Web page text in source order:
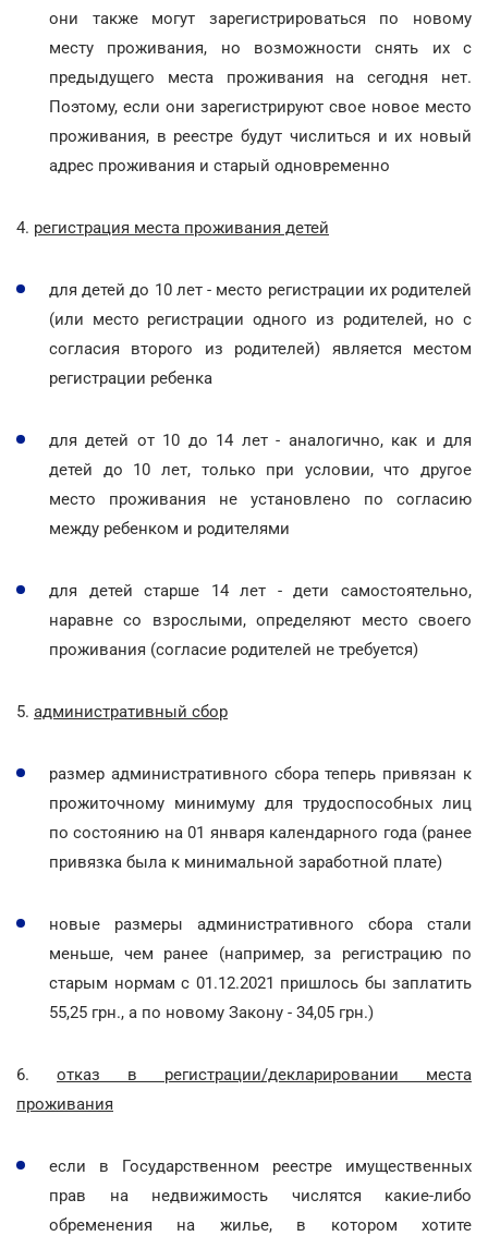
они также могут зарегистрироваться по новому
месту проживания, но возможности снять их с
предыдущего места проживания на сегодня нет.
Поэтому, если они зарегистрируют свое новое место
проживания, в реестре будут числиться и их новый
адрес проживания и старый одновременно
4. регистрация места проживания детей
для детей до 10 лет - место регистрации их родителей
(или место регистрации одного из родителей, но с
согласия второго из родителей) является местом
регистрации ребенка
для детей от 10 до 14 лет - аналогично, как и для
детей до 10 лет, только при условии, что другое
место проживания не установлено по согласию
между ребенком и родителями
для детей старше 14 лет - дети самостоятельно,
наравне со взрослыми, определяют место своего
проживания (согласие родителей не требуется)
5. административный сбор
размер административного сбора теперь привязан к
прожиточному минимуму для трудоспособных лиц
по состоянию на 01 января календарного года (ранее
привязка была к минимальной заработной плате)
новые размеры административного сбора стали
меньше, чем ранее (например, за регистрацию по
старым нормам с 01.12.2021 пришлось бы заплатить
55,25 грн., а по новому Закону - 34,05 грн.)
6. отказ в регистрации/декларировании места
проживания
если в Государственном реестре имущественных
прав на недвижимость числятся какие-либо
обременения на жилье, в котором хотите